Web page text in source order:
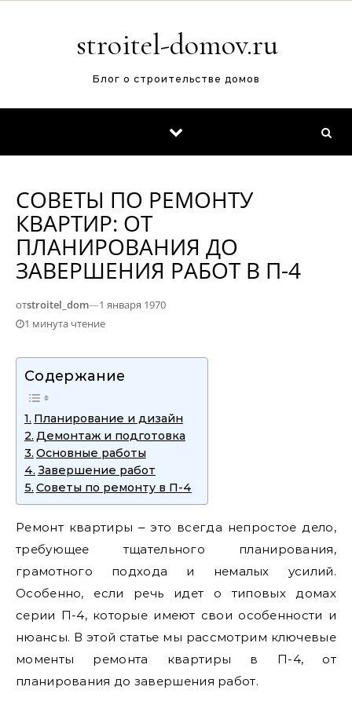
stroitel-domov.ru
Блог о строительстве домов
СОВЕТЫ ПО РЕМОНТУ
КВАРТИР: ОТ
ПЛАНИРОВАНИЯ ДО
ЗАВЕРШЕНИЯ РАБОТ В П-4
отstroitel_dom—1 января 1970
1 минута чтение
Содержание
Планирование и дизайн
Демонтаж и подготовка
Основные работы
Завершение работ
Советы по ремонту в П-4
Ремонт квартиры ‒ это всегда непростое дело‚
требующее тщательного планирования‚
грамотного подхода и немалых усилий.
Особенно‚ если речь идет о типовых домах
серии П-4‚ которые имеют свои особенности и
нюансы. В этой статье мы рассмотрим ключевые
моменты ремонта квартиры в П-4‚ от
планирования до завершения работ.